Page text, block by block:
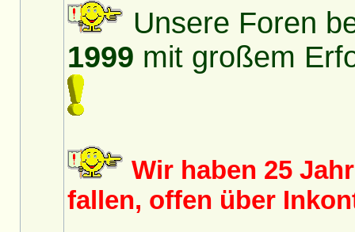
Unsere Foren
1999 mit großem
Wir haben 25
fallen, offen über